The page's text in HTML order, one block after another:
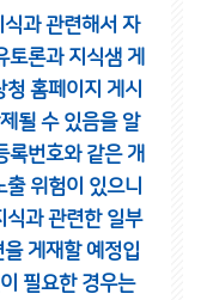
과 관련해서 자
토론과 지식샘 게
청 홈페이지 게시
될 수 있음을 알
록번호와 같은 개
위험이 있으니
식과 관련한 일부
게재할 예정입
필요한 경우는